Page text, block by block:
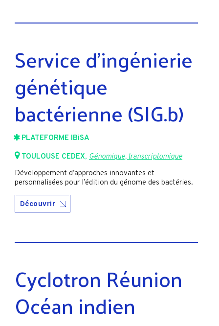
Service d'ingénierie
génétique
bactérienne (SIG.b)
PLATEFORME IBiSA
TOULOUSE CEDEX, Génomique, transcriptomique
Développement d’approches innovantes et
personnalisées pour l’édition du génome des bactéries.
Découvrir
Cyclotron Réunion
Océan indien